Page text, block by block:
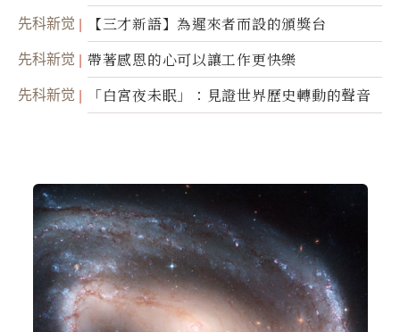
光，帶你滑向自己
先科新觉 【三才新語】為遲來者而設的頒獎台
先科新觉 帶著感恩的心可以讓工作更快樂
先科新觉 「白宮夜未眠」：見證世界歷史轉動的聲音